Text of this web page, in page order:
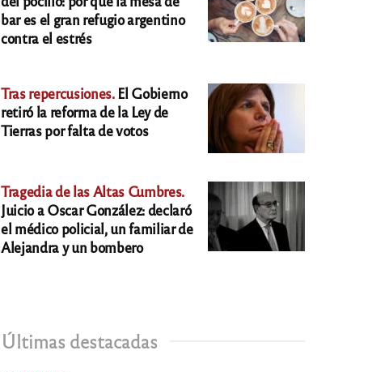
bar es el gran refugio argentino
contra el estrés
Tras repercusiones.El Gobierno
retiró la reforma de la Ley de
Tierras por falta de votos
Tragedia de las Altas Cumbres.
Juicio a Oscar González: declaró
el médico policial, un familiar de
Alejandra y un bombero
Últimas destacadas